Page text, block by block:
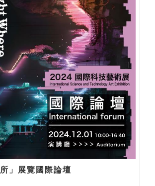
」展覽國際論壇